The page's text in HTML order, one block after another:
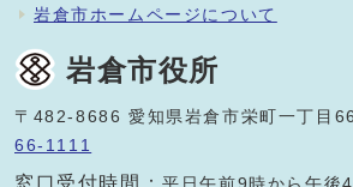
岩倉市ホームページについて
岩倉市役所
〒482-8686 愛知県岩倉市栄町一丁目
66-1111
窓口受付時間：